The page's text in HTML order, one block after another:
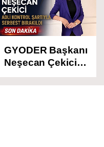
GYODER Başkanı
Neşecan Çekici
Serbest Bırakıldı!